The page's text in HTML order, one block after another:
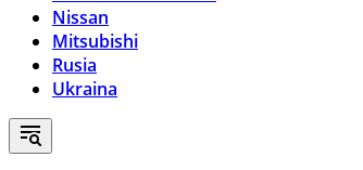
Nissan
Mitsubishi
Rusia
Ukraina